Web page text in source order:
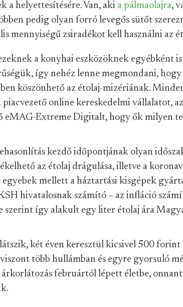
a helyettesítésére. Van, aki a pálmaolajra,
pedig olyan forró levegős sütőt
mennyiségű zsiradékot kell használni az
a konyhai eszközöknek egyébként
így nehéz lenne megmondani,
köszönhető az étolaj-mizériának.
piacvezető online kereskedelmi vállalatot,
eMAG-Extreme Digitalt, hogy ők milyen
kezdő időpontjának olyan
az étolaj drágulása, illetve a
egyebek mellett a háztartási kisgépek
hivatalosnak számító – az infláció
szerint így alakult egy liter étolaj ára
két éven keresztül kicsivel 500
több hullámban és egyre gyorsuló
árkorlátozás februártól lépett életbe,